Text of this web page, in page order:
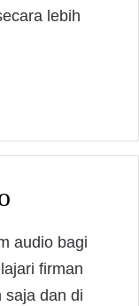
lebih
audio bagi
firman
saja dan di